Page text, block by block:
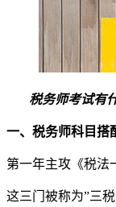
税务师考试有
一、税务师科目搭
第一年主攻《税法
这三门被称为”三